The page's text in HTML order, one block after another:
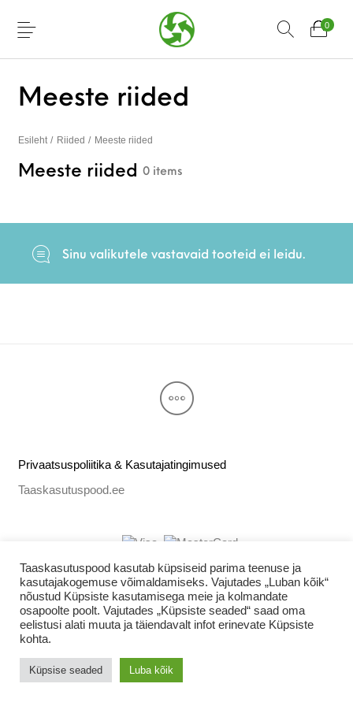
0
Meeste riided
Esileht / Riided / Meeste riided
Meeste riided 0 items
Sinu valikutele vastavaid tooteid ei leidu.
Privaatsuspoliitika & Kasutajatingimused
Taaskasutuspood.ee
Taaskasutuspood kasutab küpsiseid parima teenuse ja
kasutajakogemuse võimaldamiseks. Vajutades „Luban kõik“
nõustud Küpsiste kasutamisega meie ja kolmandate
osapoolte poolt. Vajutades „Küpsiste seaded“ saad oma
eelistusi alati muuta ja täiendavalt infot erinevate Küpsiste
kohta.
Küpsise seaded Luba kõik